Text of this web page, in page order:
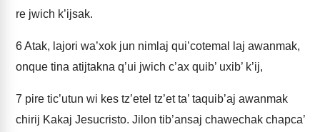
re jwich k’ijsak.
6Atak, lajori wa’xok jun nimlaj qui’cotemal laj awanmak,
onque tina atijtakna q’ui jwich c’ax quib’ uxib’ k’ij,
7 pire tic’utun wi kes tz’etel tz’et ta’ taquib’aj awanmak
chirij Kakaj Jesucristo. Jilon tib’ansaj chawechak chapca’